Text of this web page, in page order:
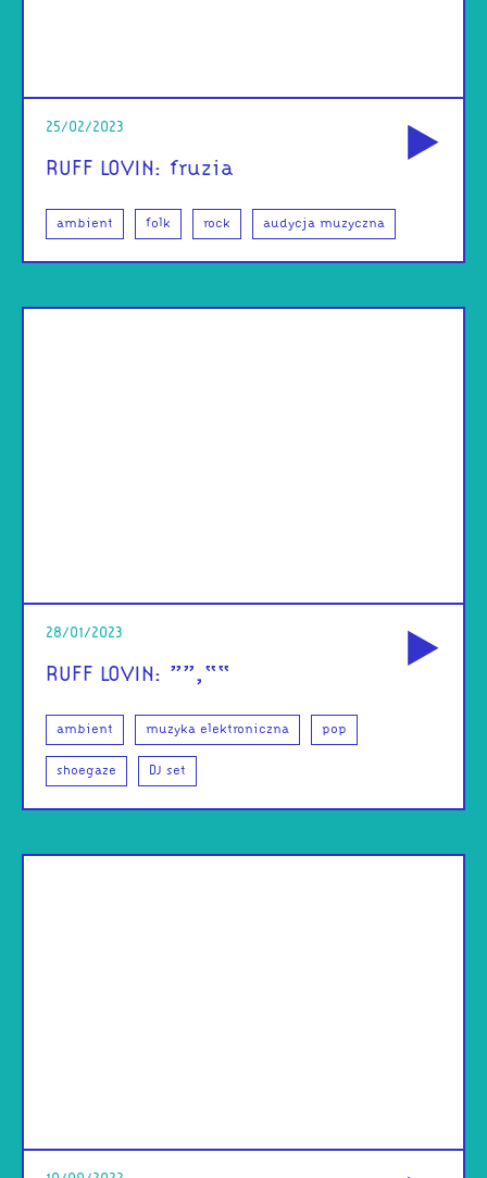
25/02/2023
RUFF LOVIN: fruzia
ambient folk rock audycja muzyczna
28/01/2023
RUFF LOVIN: >>,<<
ambient muzyka elektroniczna pop
shoegaze DJ set